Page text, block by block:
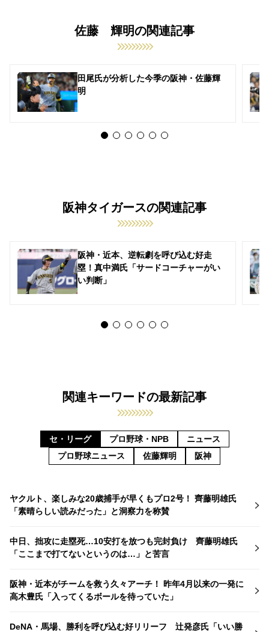
佐藤 輝明の関連記事
田尾氏が分析した今季の阪神・佐藤輝
明
阪神タイガースの関連記事
阪神・近本、逆転劇を呼び込む好走
塁！真中満氏「サードコーチャーがい
い判断」
関連キーワードの最新記事
セ・リーグ プロ野球・NPB
ニュース
プロ野球ニュース
佐藤輝明 阪神
ヤクルト、楽しみな20歳捕手が早くもプロ2号！ 齊藤明雄氏
「素晴らしい読みだった」と洞察力を称賛
中日、拙攻に走塁死…10安打を放つも完封負け 齊藤明雄氏
「ここまで打てないというのは…」と苦言
阪神・近本がチームを救う久々アーチ！ 昨年4月以来の一発に
高木豊氏「入ってくるボールを待っていた」
DeNA・馬場、勝利を呼び込む好リリーフ 辻発彦氏「いい勝